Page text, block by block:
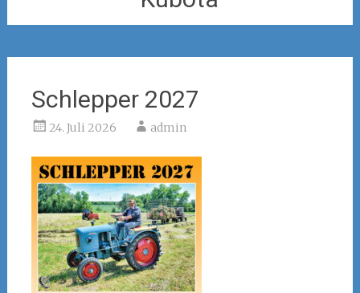
Schlepper 2027
24. Juli 2026 admin